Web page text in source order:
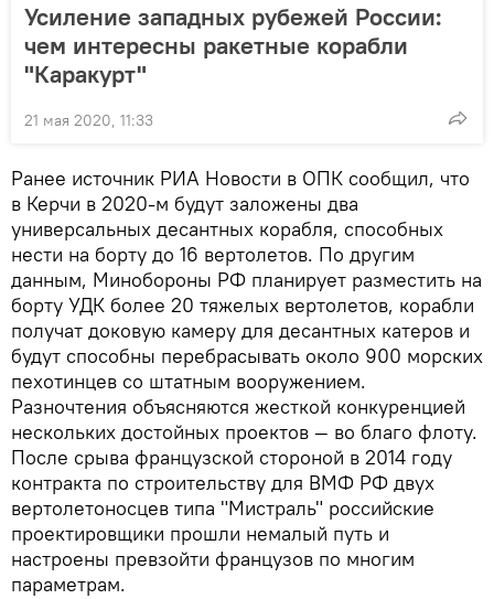
Усиление западных рубежей России:
чем интересны ракетные корабли
"Каракурт"
21 мая 2020, 11:33
Ранее источник РИА Новости в ОПК сообщил, что
в Керчи в 2020-м будут заложены два
универсальных десантных корабля, способных
нести на борту до 16 вертолетов. По другим
данным, Минобороны РФ планирует разместить на
борту УДК более 20 тяжелых вертолетов, корабли
получат доковую камеру для десантных катеров и
будут способны перебрасывать около 900 морских
пехотинцев со штатным вооружением.
Разночтения объясняются жесткой конкуренцией
нескольких достойных проектов — во благо флоту.
После срыва французской стороной в 2014 году
контракта по строительству для ВМФ РФ двух
вертолетоносцев типа "Мистраль" российские
проектировщики прошли немалый путь и
настроены превзойти французов по многим
параметрам.